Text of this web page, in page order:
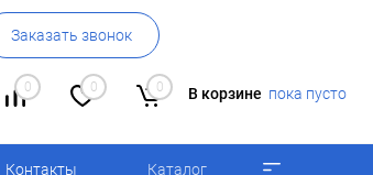
Заказать звонок
0 0 0 В корзине пока пусто
Контакты Каталог